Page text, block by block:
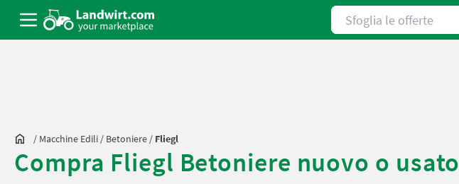
Sfoglia le offerte
/ Macchine Edili / Betoniere / Fliegl
Compra Fliegl Betoniere nuovo o usato